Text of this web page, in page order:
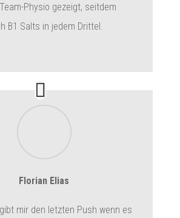
Physio gezeigt, seitdem
B1 Salts in jedem Drittel.
Florian Elias
mir den letzten Push wenn es